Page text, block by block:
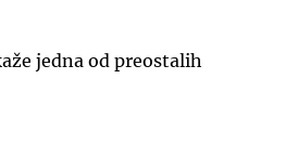
jedna od preostalih